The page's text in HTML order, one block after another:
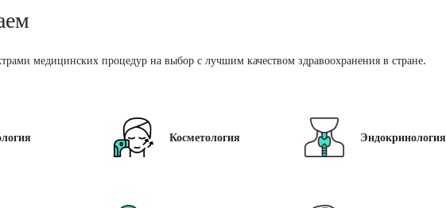
медицинских процедур на выбор с лучшим качеством здравоохранения в стране.
Косметология Эндокринология